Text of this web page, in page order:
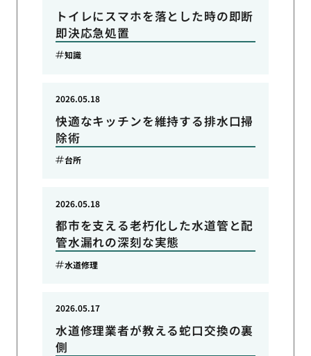
トイレにスマホを落とした時の即断
即決応急処置
知識
快適なキッチンを維持する排水口掃
除術
2026.05.18
台所
都市を支える老朽化した水道管と配
管水漏れの深刻な実態
2026.05.18
水道修理
水道修理業者が教える蛇口交換の裏
側
2026.05.17